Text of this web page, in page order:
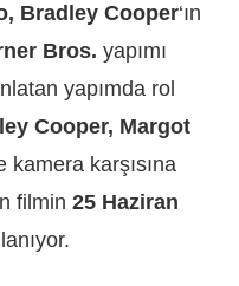
Bradley Cooper‘ın
Bros. yapımı
yapımda rol
Cooper, Margot
kamera karşısına
filmin 25 Haziran